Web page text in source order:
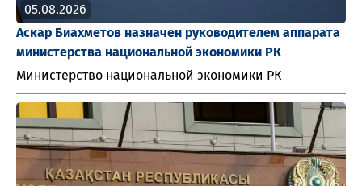
05.08.2026
Аскар Биахметов назначен руководителем аппарата
министерства национальной экономики РК
Министерство национальной экономики РК